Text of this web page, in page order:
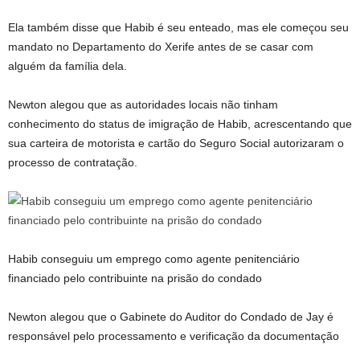
Ela também disse que Habib é seu enteado, mas ele começou seu
mandato no Departamento do Xerife antes de se casar com
alguém da família dela.
Newton alegou que as autoridades locais não tinham
conhecimento do status de imigração de Habib, acrescentando que
sua carteira de motorista e cartão do Seguro Social autorizaram o
processo de contratação.
Habib conseguiu um emprego como agente penitenciário
financiado pelo contribuinte na prisão do condado
Newton alegou que o Gabinete do Auditor do Condado de Jay é
responsável pelo processamento e verificação da documentação